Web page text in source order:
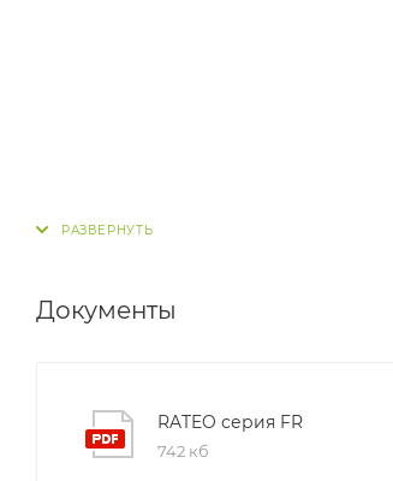
Документы
RATEO серия FR
742 кб